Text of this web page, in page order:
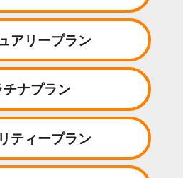
アリープラン
チナプラン
ティープラン